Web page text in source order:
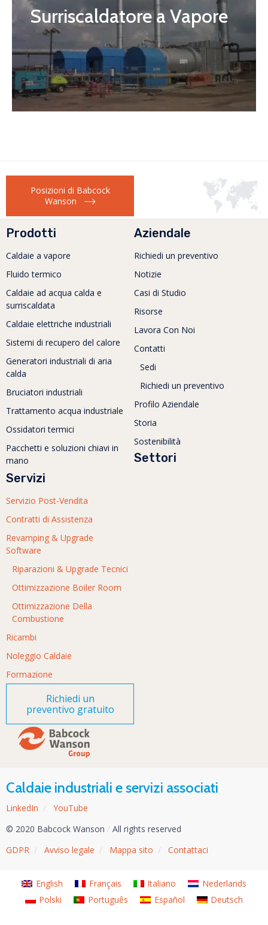
Surriscaldatore a Vapore
Posizioni di Babcock
Wanson
Prodotti
Caldaie a vapore
Fluido termico
Caldaie ad acqua calda e
surriscaldata
Caldaie elettriche industriali
Sistemi di recupero del calore
Generatori industriali di aria
calda
Bruciatori industriali
Trattamento acqua industriale
Ossidatori termici
Pacchetti e soluzioni chiavi in
mano
Aziendale
Richiedi un preventivo
Notizie
Casi di Studio
Risorse
Lavora Con Noi
Contatti
Sedi
Richiedi un preventivo
Profilo Aziendale
Storia
Sostenibilità
Settori
Servizi
Servizio Post-Vendita
Contratti di Assistenza
Revamping & Upgrade
Software
Riparazioni & Upgrade Tecnici
Ottimizzazione Boiler Room
Ottimizzazione Della
Combustione
Ricambi
Noleggio Caldaie
Formazione
Richiedi un
preventivo gratuito
Caldaie industriali e servizi associati
LinkedIn /
YouTube
© 2020 Babcock Wanson / All rights reserved
GDPR / Avviso legale / Mappa sito / Contattaci
English Français Italiano
Nederlands
Polski
Português Español Deutsch